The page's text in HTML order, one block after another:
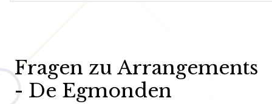
Fragen zu Arrangements
- De Egmonden